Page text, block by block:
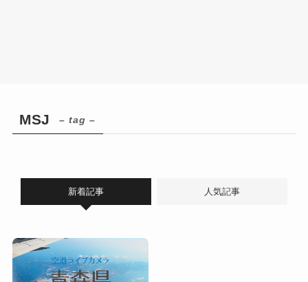
MSJ – tag –
新着記事 人気記事